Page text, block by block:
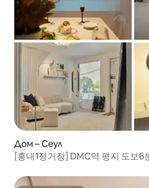
Дом – Сеул
[홍대1정거장] DMC역 평지 도보